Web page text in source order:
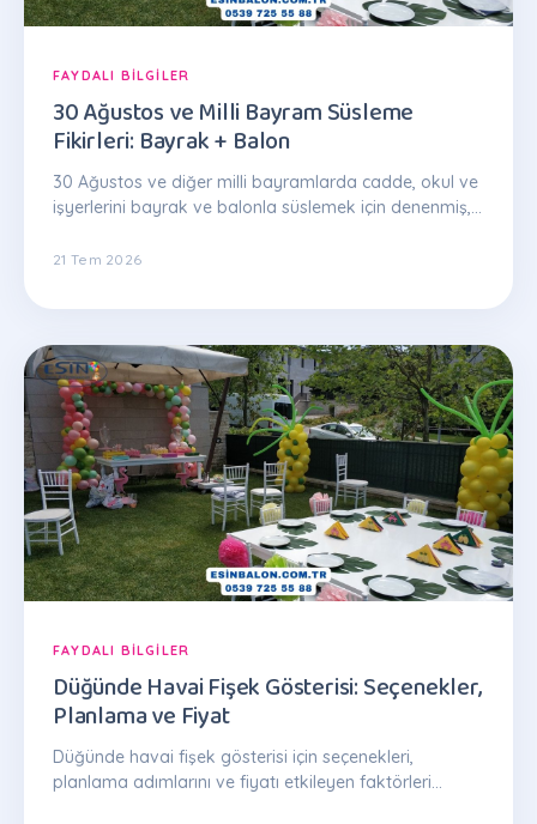
FAYDALI BILGILER
30 Ağustos ve Milli Bayram Süsleme
Fikirleri: Bayrak + Balon
30 Ağustos ve diğer milli bayramlarda cadde, okul ve
işyerlerini bayrak ve balonla süslemek için denenmiş,
21 Tem 2026
FAYDALI BILGILER
Düğünde Havai Fişek Gösterisi: Seçenekler,
Planlama ve Fiyat
Düğünde havai fişek gösterisi için seçenekleri,
planlama adımlarını ve fiyatı etkileyen faktörleri